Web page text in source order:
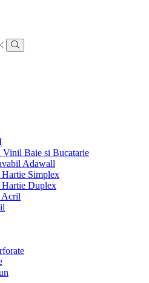
Vinil Baie si Bucatarie
Adawall
Simplex
Hartie Duplex
Acril